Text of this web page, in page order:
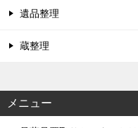
遺品整理
蔵整理
メニュー